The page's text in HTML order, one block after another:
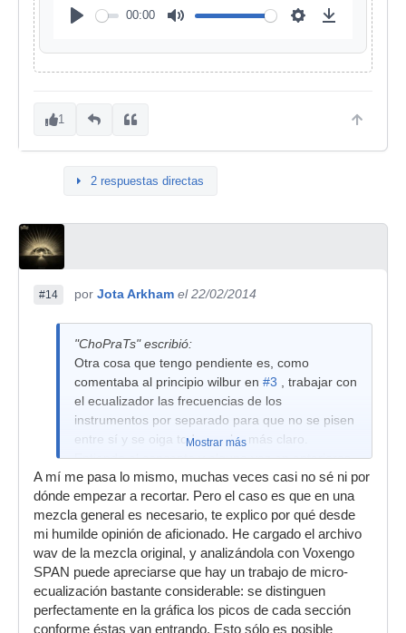
00:00
1
2 respuestas directas
#14 por Jota Arkham el 22/02/2014
"ChoPraTs" escribió:
Otra cosa que tengo pendiente es, como
comentaba al principio wilbur en #3 , trabajar con
el ecualizador las frecuencias de los
instrumentos por separado para que no se pisen
entre sí y se oiga todo mucho más claro.
Entiendo el concepto y alguna vez en anteriores
ocasiones intenté ponerlo en práctica... pero me
parece que no lo sé hacer correctamente y el
resultado es peor. ¿Cómo debería hacerlo
exactamente?
Cuando lo he intentado en ocasiones lo que he
hecho ha sido ponerme a recortar frecuencias
por arriba o por abajo, según el instrumento, que
en principio no son características de su timbre.
Mostrar más
A mí me pasa lo mismo, muchas veces casi no sé ni por
dónde empezar a recortar. Pero el caso es que en una
mezcla general es necesario, te explico por qué desde
mi humilde opinión de aficionado. He cargado el archivo
wav de la mezcla original, y analizándola con Voxengo
SPAN puede apreciarse que hay un trabajo de micro-
ecualización bastante considerable: se distinguen
perfectamente en la gráfica los picos de cada sección
conforme éstas van entrando. Esto sólo es posible